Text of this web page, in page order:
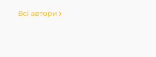
Всі автори